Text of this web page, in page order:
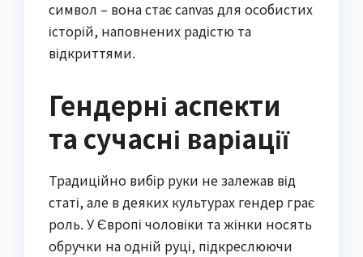
символ – вона стає canvas для особистих
історій, наповнених радістю та
відкриттями.
Гендерні аспекти
та сучасні варіації
Традиційно вибір руки не залежав від
статі, але в деяких культурах гендер грає
роль. У Європі чоловіки та жінки носять
обручки на одній руці, підкреслюючи